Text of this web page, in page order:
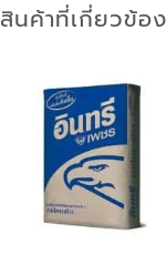
สินค้าที่เกี่ยวข้อง